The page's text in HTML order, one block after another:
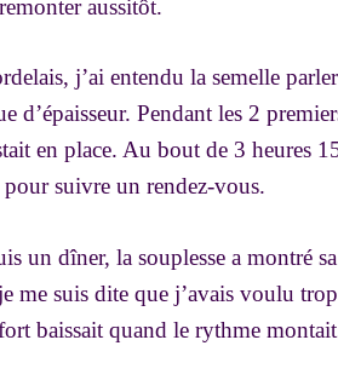
aussitôt.
j’ai entendu la semelle
d’épaisseur. Pendant les 2
en place. Au bout de 3 heures
suivre un rendez-vous.
un dîner, la souplesse a montré
me suis dite que j’avais voulu
baissait quand le rythme